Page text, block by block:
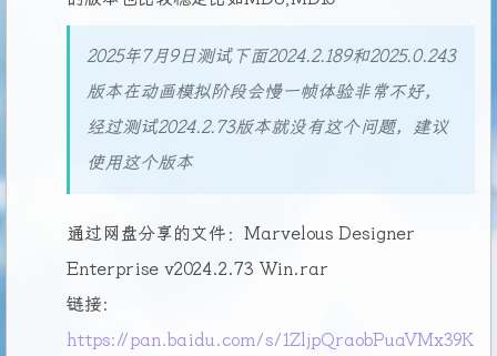
2025年7月9日测试下面2024.2.189和2025.0.243
版本在动画模拟阶段会慢一帧体验非常不好，
经过测试2024.2.73版本就没有这个问题，建议
使用这个版本
通过网盘分享的文件：Marvelous Designer
Enterprise v2024.2.73 Win.rar
链接:
https://pan.baidu.com/s/1ZljpQraobPuaVMx39K